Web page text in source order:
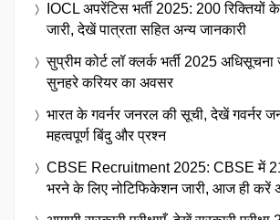
IOCL अपरेंटिस भर्ती 2025: 200 रिक्तियों
जारी, देखें पात्रता सहित अन्य जानकारी
सुप्रीम कोर्ट लॉ क्लर्क भर्ती 2025
सुनहरे करियर का अवसर
भारत के गवर्नर जनरल की सूची, देखें गवर्नर
महत्वपूर्ण बिंदु और प्रश्न
CBSE Recruitment 2025: CBSE में
भरने के लिए नोटिफिकेशन जारी, आज ही करें